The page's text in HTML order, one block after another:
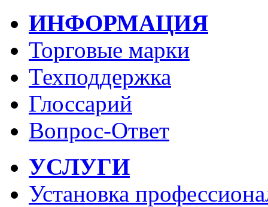
ИНФОРМАЦИЯ
Торговые марки
Техподдержка
Глоссарий
Вопрос-Ответ
УСЛУГИ
Установка